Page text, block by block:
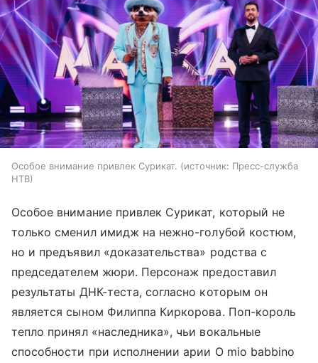
Особое внимание привлек Сурикат. источник: Пресс-служба
НТВ
Особое внимание привлек Сурикат, который не
только сменил имидж на нежно-голубой костюм,
но и предъявил «доказательства» родства с
председателем жюри. Персонаж предоставил
результаты ДНК-теста, согласно которым он
является сыном Филиппа Киркорова. Поп-король
тепло принял «наследника», чьи вокальные
способности при исполнении арии O mio babbino